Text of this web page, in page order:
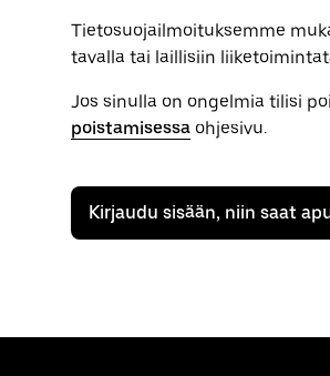
Tietosuojailmoituksemme
tavalla tai laillisiin
Jos sinulla on ongelmia tilisi
poistamisessa ohjesivu.
Kirjaudu sisään, niin saat